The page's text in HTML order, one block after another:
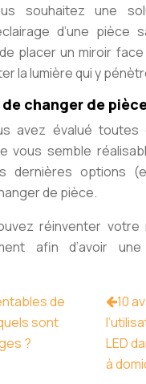
souhaitez une
d’une
placer un miroir face
la lumière qui y
changer de
avez évalué
vous semble
dernières options
de pièce.
réinventer votre
afin d’avoir
de
sont
?
10
LED
à